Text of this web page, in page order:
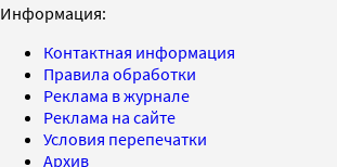
Информация:
Контактная информация
Правила обработки
Реклама в журнале
Реклама на сайте
Условия перепечатки
Архив